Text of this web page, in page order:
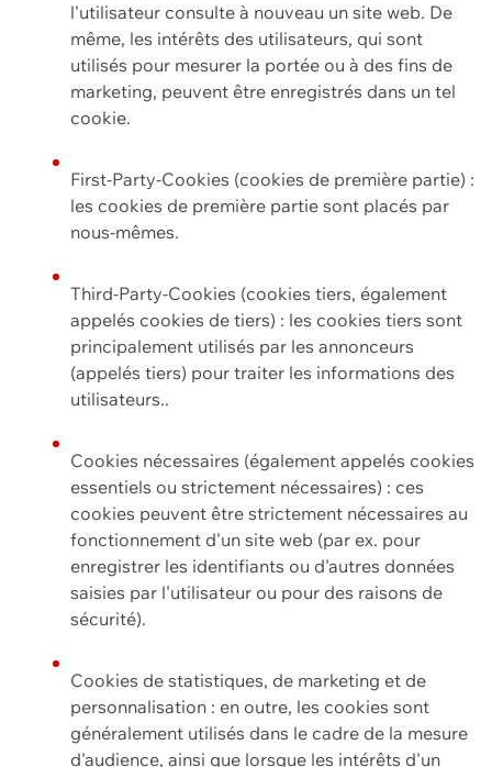
l'utilisateur consulte à nouveau un site web. De
même, les intérêts des utilisateurs, qui sont
utilisés pour mesurer la portée ou à des fins de
marketing, peuvent être enregistrés dans un tel
cookie.
First-Party-Cookies (cookies de première partie) :
les cookies de première partie sont placés par
nous-mêmes.
Third-Party-Cookies (cookies tiers, également
appelés cookies de tiers) : les cookies tiers sont
principalement utilisés par les annonceurs
(appelés tiers) pour traiter les informations des
utilisateurs..
Cookies nécessaires (également appelés cookies
essentiels ou strictement nécessaires) : ces
cookies peuvent être strictement nécessaires au
fonctionnement d'un site web (par ex. pour
enregistrer les identifiants ou d'autres données
saisies par l'utilisateur ou pour des raisons de
sécurité).
Cookies de statistiques, de marketing et de
personnalisation : en outre, les cookies sont
généralement utilisés dans le cadre de la mesure
d'audience, ainsi que lorsque les intérêts d'un